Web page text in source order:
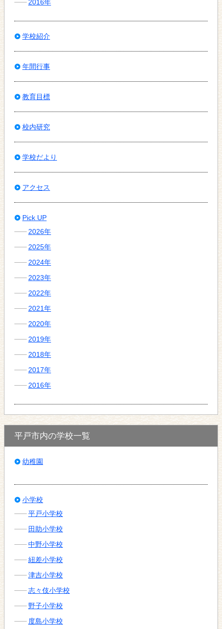
2016年
学校紹介
年間行事
教育目標
校内研究
学校だより
アクセス
Pick UP
2026年
2025年
2024年
2023年
2022年
2021年
2020年
2019年
2018年
2017年
2016年
平戸市内の学校一覧
幼稚園
小学校
平戸小学校
田助小学校
中野小学校
紐差小学校
津吉小学校
志々伎小学校
野子小学校
度島小学校